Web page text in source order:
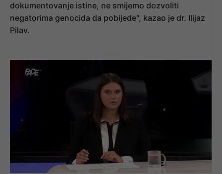
dokumentovanje istine, ne smijemo dozvoliti
negatorima genocida da pobijede“, kazao je dr. Ilijaz
Pilav.